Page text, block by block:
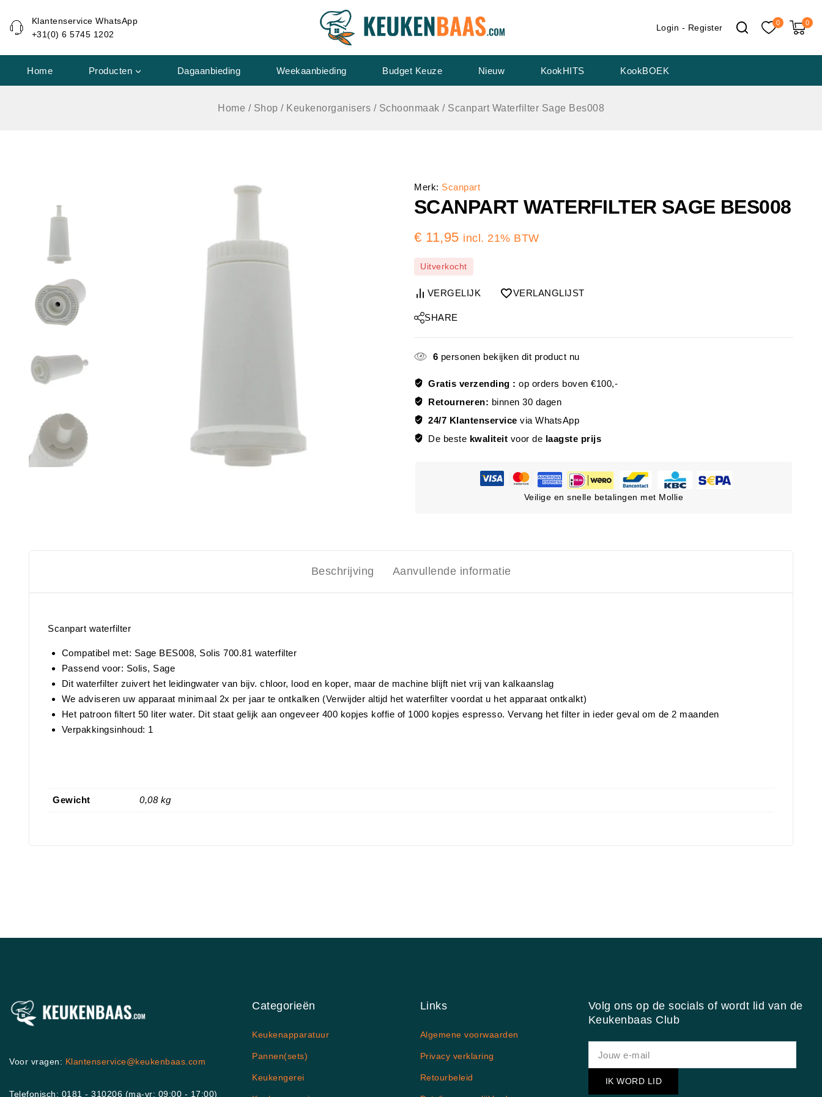
inhoud
Klantenservice WhatsApp
+31(0) 6 5745 1202
Login - Register 0 0
Home Producten Dagaanbieding Weekaanbieding Budget Keuze Nieuw KookHITS KookBOEK
Home / Shop / Keukenorganisers / Schoonmaak / Scanpart Waterfilter Sage Bes008
Merk: Scanpart
SCANPART WATERFILTER SAGE BES008
€ 11,95 incl. 21% BTW
Uitverkocht
VERGELIJK VERLANGLIJST
SHARE
6 personen bekijken dit product nu
Gratis verzending :op orders boven €100,-
Retourneren: binnen 30 dagen
24/7 Klantenservice via WhatsApp
De beste kwaliteit voor de laagste prijs
Veilige en snelle betalingen met Mollie
Beschrijving Aanvullende informatie
Scanpart waterfilter
Compatibel met: Sage BES008, Solis 700.81 waterfilter
Passend voor: Solis, Sage
Dit waterfilter zuivert het leidingwater van bijv. chloor, lood en koper, maar de machine blijft niet vrij van kalkaanslag
We adviseren uw apparaat minimaal 2x per jaar te ontkalken (Verwijder altijd het waterfilter voordat u het apparaat ontkalkt)
Het patroon filtert 50 liter water. Dit staat gelijk aan ongeveer 400 kopjes koffie of 1000 kopjes espresso. Vervang het filter in ieder geval om de 2 maanden
Verpakkingsinhoud: 1
Gewicht 0,08 kg
Voor vragen: Klantenservice@keukenbaas.com
Telefonisch: 0181 - 310206 (ma-vr: 09:00 - 17:00)
Categorieën
Keukenapparatuur
Pannen(sets)
Keukengerei
Links
Algemene voorwaarden
Privacy verklaring
Retourbeleid
Volg ons op de socials of wordt lid van de
Keukenbaas Club